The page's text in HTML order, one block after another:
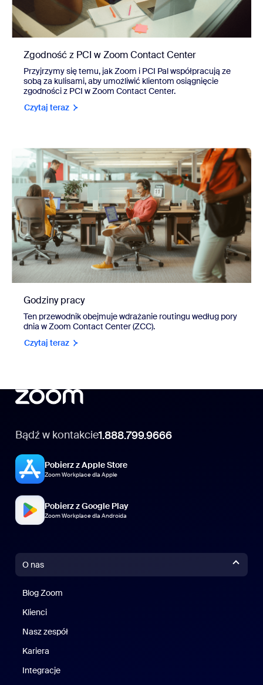
Zgodność z PCI w Zoom Contact Center
Przyjrzymy się temu, jak Zoom i PCI Pal współpracują ze
sobą za kulisami, aby umożliwić klientom osiągnięcie
zgodności z PCI w Zoom Contact Center.
Czytaj teraz
Godziny pracy
Ten przewodnik obejmuje wdrażanie routingu według pory
dnia w Zoom Contact Center (ZCC).
Czytaj teraz
Bądź w kontakcie1.888.799.9666
Pobierz z Apple Store
Zoom Workplace dla Apple
Pobierz z Google Play
Zoom Workplace dla Androida
O nas
Blog Zoom
Klienci
Nasz zespół
Kariera
Integracje